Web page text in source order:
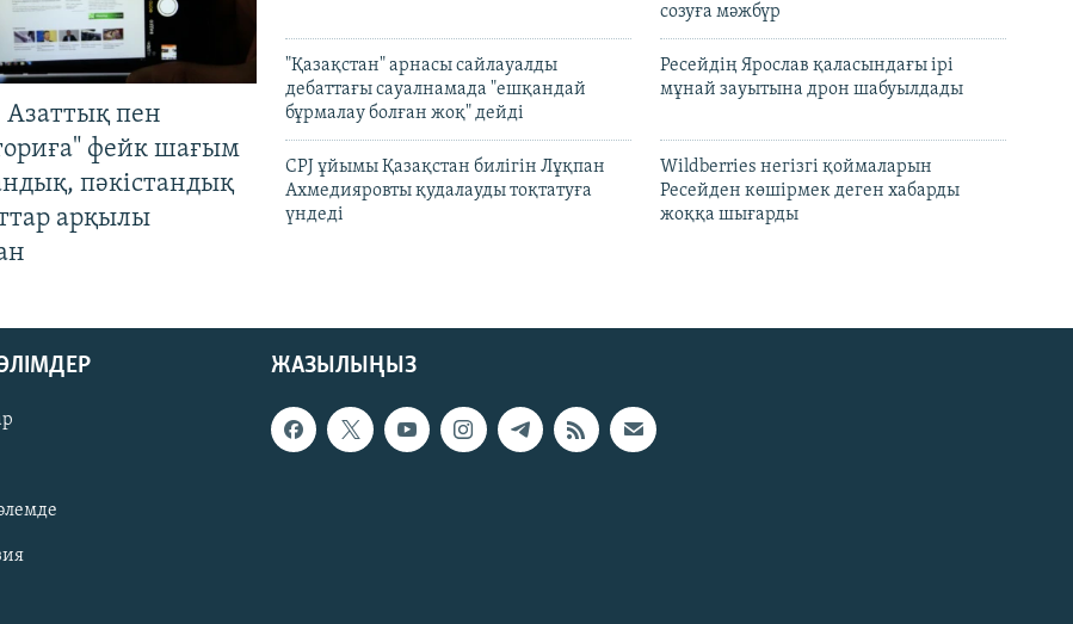
Азаттық пен
фейк шағым
пәкістандық
арқылы
созуға мәжбүр
"Қазақстан" арнасы сайлауалды
дебаттағы сауалнамада "ешқандай
бұрмалау болған жоқ" дейді
Ресейдің Ярослав қаласындағы ірі
мұнай зауытына дрон шабуылдады
CPJ ұйымы Қазақстан билігін Лұқпан
Ахмедияровты қудалауды тоқтатуға
үндеді
Wildberries негізгі қоймаларын
Ресейден көшірмек деген хабарды
жоққа шығарды
ЖАЗЫЛЫҢЫЗ